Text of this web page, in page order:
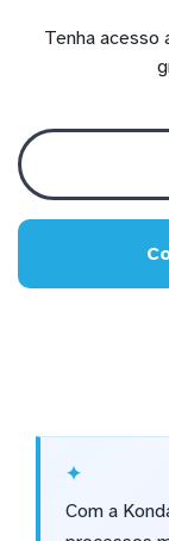
Tenha acesso
Com a